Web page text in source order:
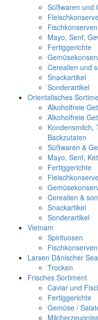
Süßwaren und
Mayo, Senf,
Fertiggerichte
Cerealien und
Snackartikel
Sonderartikel
Orientalisches
Alkoholfreie
Alkoholfreie
Kondensmilch,
Backzutaten
Süßwaren &
Mayo, Senf,
Fertiggerichte
Cerealien &
Snackartikel
Sonderartikel
Vietnam
Spirituosen
Larsen Dänischer
Trocken
Frisches Sortiment
Caviar und
Fertiggerichte
Gemüse /